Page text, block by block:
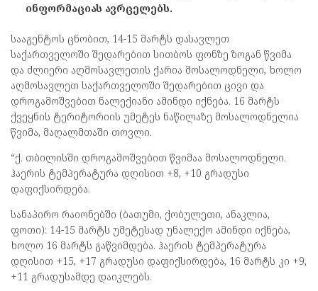
ინფორმაციას ავრცელებს.
სააგენტოს ცნობით, 14-15 მარტს დასავლეთ
საქართველოში შედარებით სითბოს ფონზე ზოგან წვიმა
და ძლიერი აღმოსავლეთის ქარია მოსალოდნელი, ხოლო
აღმოსავლეთ საქართველოში შედარებით ცივი და
დროგამოშვებით ნალექიანი ამინდი იქნება. 16 მარტს
ქვეყნის ტერიტორიის უმეტეს ნაწილაზე მოსალოდნელია
წვიმა, მაღალმთაში თოვლი.
“ქ. თბილისში დროგამოშვებით წვიმაა მოსალოდნელი.
ჰაერის ტემპერატურა დღისით +8, +10 გრადუსი
დაფიქსირდება.
სანაპირო რაიონებში (ბათუმი, ქობულეთი, ანაკლია,
ფოთი): 14-15 მარტს უმეტესად უნალექო ამინდი იქნება,
ხოლო 16 მარტს გაწვიმდება. ჰაერის ტემპერატურა
დღისით +15, +17 გრადუსი დაფიქსირდება, 16 მარტს კი +9,
+11 გრადუსამდე დაიკლებს.